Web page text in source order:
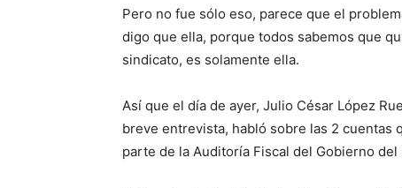
Pero no fue sólo eso, parece que el
digo que ella, porque todos sabemos que
sindicato, es solamente ella.
Así que el día de ayer, Julio César López
breve entrevista, habló sobre las 2 cuentas
parte de la Auditoría Fiscal del Gobierno del